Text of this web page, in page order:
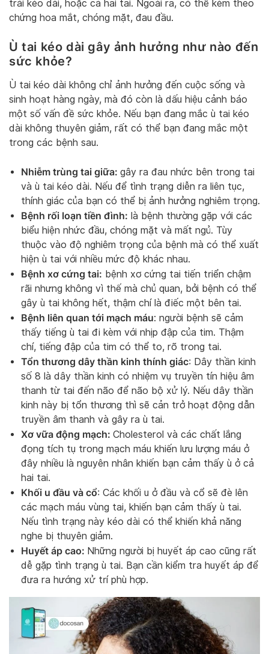
trái kéo dài, hoặc cả hai tai. Ngoài ra, có thể kèm theo
chứng hoa mắt, chóng mặt, đau đầu.
Ù tai kéo dài gây ảnh hưởng như nào đến
sức khỏe?
Ù tai kéo dài không chỉ ảnh hưởng đến cuộc sống và
sinh hoạt hàng ngày, mà đó còn là dấu hiệu cảnh báo
một số vấn đề sức khỏe. Nếu bạn đang mắc ù tai kéo
dài không thuyên giảm, rất có thể bạn đang mắc một
trong các bệnh sau.
Nhiễm trùng tai giữa: gây ra đau nhức bên trong tai
và ù tai kéo dài. Nếu để tình trạng diễn ra liên tục,
thính giác của bạn có thể bị ảnh hưởng nghiêm trọng.
Bệnh rối loạn tiền đình: là bệnh thường gặp với các
biểu hiện nhức đầu, chóng mặt và mất ngủ. Tùy
thuộc vào độ nghiêm trọng của bệnh mà có thể xuất
hiện ù tai với nhiều mức độ khác nhau.
Bệnh xơ cứng tai: bệnh xơ cứng tai tiến triển chậm
rãi nhưng không vì thế mà chủ quan, bởi bệnh có thể
gây ù tai không hết, thậm chí là điếc một bên tai.
Bệnh liên quan tới mạch máu: người bệnh sẽ cảm
thấy tiếng ù tai đi kèm với nhịp đập của tim. Thậm
chí, tiếng đập của tim có thể to, rõ trong tai.
Tổn thương dây thần kinh thính giác: Dây thần kinh
số 8 là dây thần kinh có nhiệm vụ truyền tín hiệu âm
thanh từ tai đến não để não bộ xử lý. Nếu dây thần
kinh này bị tổn thương thì sẽ cản trở hoạt động dẫn
truyền âm thanh và gây ra ù tai.
Xơ vữa động mạch: Cholesterol và các chất lắng
đọng tích tụ trong mạch máu khiến lưu lượng máu ở
đây nhiều là nguyên nhân khiến bạn cảm thấy ù ở cả
hai tai.
Khối u đầu và cổ: Các khối u ở đầu và cổ sẽ đè lên
các mạch máu vùng tai, khiến bạn cảm thấy ù tai.
Nếu tình trạng này kéo dài có thể khiến khả năng
nghe bị thuyên giảm.
Huyết áp cao: Những người bị huyết áp cao cũng rất
dễ gặp tình trạng ù tai. Bạn cần kiểm tra huyết áp để
đưa ra hướng xử trí phù hợp.